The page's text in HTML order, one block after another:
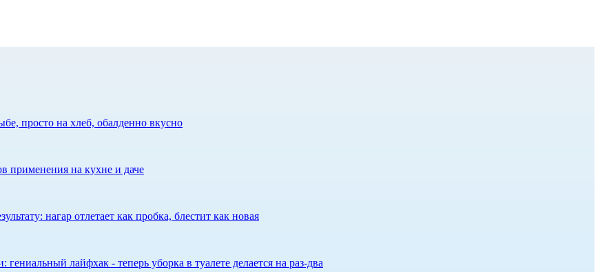
просто на хлеб, обалденно вкусно
применения на кухне и даче
нагар отлетает как пробка, блестит как новая
лайфхак - теперь уборка в туалете делается на раз-два